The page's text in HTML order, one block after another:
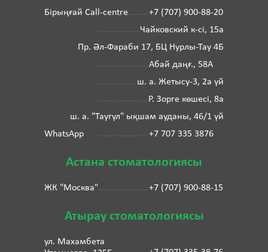
Бірыңғай Call-centre
+7 (707) 900-88-20
Чайковский к-сі, 15а
Пр. Әл-Фараби 17, БЦ Нурлы-Тау 4Б
Абай даңғ., 58А
ш. а. Жетысу-3, 2а үй
Р. Зорге көшесі, 8а
ш. а. "Таугүл" ықшам ауданы, 46/1 үй
WhatsApp
+7 707 335 3876
Астана стоматологиясы
ЖК "Москва" +7 (707) 900-88-15
Атырау стоматологиясы
ул. Махамбета